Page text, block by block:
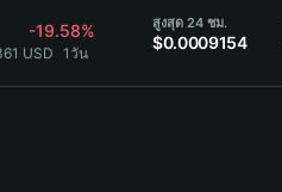
-19.58%
USD 1วัน
สูงสุด 24 ชม.
$0.0009154